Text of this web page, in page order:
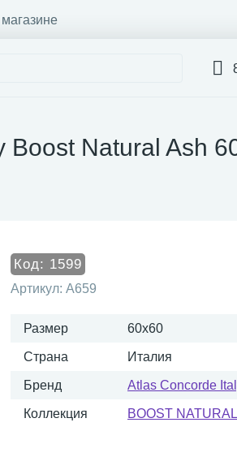
Boost Natural Ash
Код: 1599
Артикул: A659
Размер 60x60
Страна Италия
Бренд Atlas Concorde
Коллекция BOOST NATURAL